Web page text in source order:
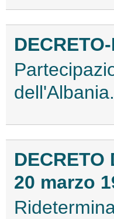
dell'Albania.
DECRETO
20 marzo